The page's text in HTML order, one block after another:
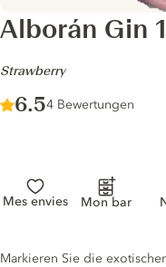
Alborán Gin
-
Strawberry
Score :
6.5/ 10
4 Bewertungen
Mes envies Mon bar
Gin description
Markieren Sie die